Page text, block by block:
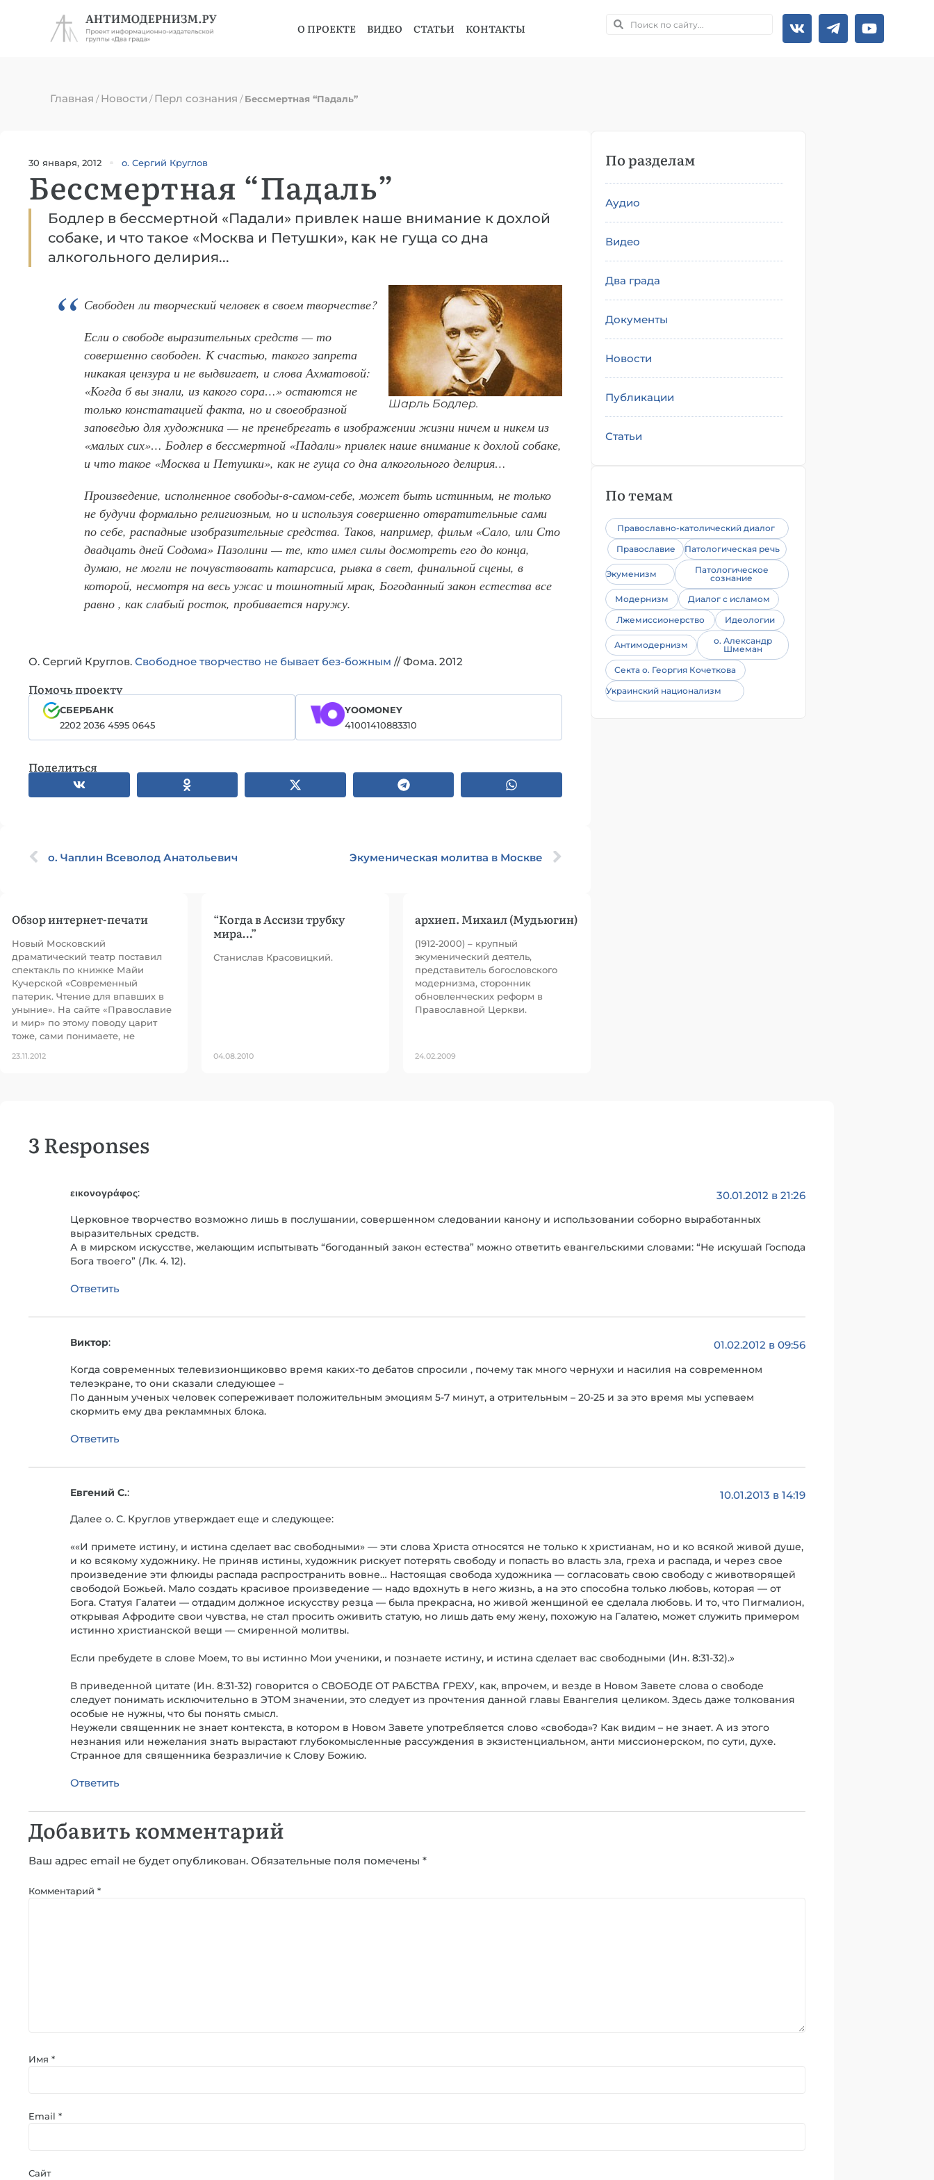
О ПРОЕКТЕ ВИДЕО СТАТЬИ КОНТАКТЫ
Главная /Новости /Перл сознания /Бессмертная “Падаль”
30 января, 2012 о. Сергий Круглов
Бессмертная “Падаль”
Бодлер в бессмертной «Падали» привлек наше внимание к дохлой
собаке, и что такое «Москва и Петушки», как не гуща со дна
алкогольного делирия...
Шарль Бодлер.
Свободен ли творческий человек в своем творчестве?
Если о свободе выразительных средств — то
совершенно свободен. К счастью, такого запрета
никакая цензура и не выдвигает, и слова Ахматовой:
«Когда б вы знали, из какого сора…» остаются не
только констатацией факта, но и своеобразной
заповедью для художника — не пренебрегать в изображении жизни ничем и никем из
«малых сих»… Бодлер в бессмертной «Падали» привлек наше внимание к дохлой собаке,
и что такое «Москва и Петушки», как не гуща со дна алкогольного делирия…
Произведение, исполненное свободы-в-самом-себе, может быть истинным, не только
не будучи формально религиозным, но и используя совершенно отвратительные сами
по себе, распадные изобразительные средства. Таков, например, фильм «Сало, или Сто
двадцать дней Содома» Пазолини — те, кто имел силы досмотреть его до конца,
думаю, не могли не почувствовать катарсиса, рывка в свет, финальной сцены, в
которой, несмотря на весь ужас и тошнотный мрак, Богоданный закон естества все
равно , как слабый росток, пробивается наружу.
О. Сергий Круглов. Свободное творчество не бывает без-божным // Фома. 2012
Помочь проекту
СБЕРБАНК
2202 2036 4595 0645
YOOMONEY
41001410883310
Поделиться
о. Чаплин Всеволод Анатольевич Экуменическая молитва в Москве
Обзор интернет-печати
Новый Московский
драматический театр поставил
спектакль по книжке Майи
Кучерской «Современный
патерик. Чтение для впавших в
уныние». На сайте «Православие
и мир» по этому поводу царит
тоже, сами понимаете, не
23.11.2012
“Когда в Ассизи трубку
мира…”
Станислав Красовицкий.
04.08.2010
архиеп. Михаил (Мудьюгин)
(1912-2000) – крупный
экуменический деятель,
представитель богословского
модернизма, сторонник
обновленческих реформ в
Православной Церкви.
24.02.2009
По разделам
Аудио
Видео
Два града
Документы
Новости
Публикации
Статьи
По темам
Православно-католический диалог
Православие
Патологическая речь
Экуменизм
Патологическое
сознание
Модернизм
Диалог с исламом
Лжемиссионерство
Идеологии
Антимодернизм
о. Александр
Шмеман
Секта о. Георгия Кочеткова
Украинский национализм
3 Responses
εικονογράφος: 30.01.2012 в 21:26
Церковное творчество возможно лишь в послушании, совершенном следовании канону и использовании соборно выработанных
выразительных средств.
А в мирском искусстве, желающим испытывать “богоданный закон естества” можно ответить евангельскими словами: “Не искушай Господа
Бога твоего” (Лк. 4. 12).
Ответить
Виктор: 01.02.2012 в 09:56
Когда современных телевизионщиковво время каких-то дебатов спросили , почему так много чернухи и насилия на современном
телеэкране, то они сказали следующее –
По данным ученых человек сопереживает положительным эмоциям 5-7 минут, а отрительным – 20-25 и за это время мы успеваем
скормить ему два рекламмных блока.
Ответить
Евгений С.: 10.01.2013 в 14:19
Далее о. С. Круглов утверждает еще и следующее:
««И примете истину, и истина сделает вас свободными» — эти слова Христа относятся не только к христианам, но и ко всякой живой душе,
и ко всякому художнику. Не приняв истины, художник рискует потерять свободу и попасть во власть зла, греха и распада, и через свое
произведение эти флюиды распада распространить вовне… Настоящая свобода художника — согласовать свою свободу с животворящей
свободой Божьей. Мало создать красивое произведение — надо вдохнуть в него жизнь, а на это способна только любовь, которая — от
Бога. Статуя Галатеи — отдадим должное искусству резца — была прекрасна, но живой женщиной ее сделала любовь. И то, что Пигмалион,
открывая Афродите свои чувства, не стал просить оживить статую, но лишь дать ему жену, похожую на Галатею, может служить примером
истинно христианской вещи — смиренной молитвы.
Если пребудете в слове Моем, то вы истинно Мои ученики, и познаете истину, и истина сделает вас свободными (Ин. 8:31-32).»
В приведенной цитате (Ин. 8:31-32) говорится о СВОБОДЕ ОТ РАБСТВА ГРЕХУ, как, впрочем, и везде в Новом Завете слова о свободе
следует понимать исключительно в ЭТОМ значении, это следует из прочтения данной главы Евангелия целиком. Здесь даже толкования
особые не нужны, что бы понять смысл.
Неужели священник не знает контекста, в котором в Новом Завете употребляется слово «свобода»? Как видим – не знает. А из этого
незнания или нежелания знать вырастают глубокомысленные рассуждения в экзистенциальном, анти миссионерском, по сути, духе.
Странное для священника безразличие к Слову Божию.
Ответить
Добавить комментарий
Ваш адрес email не будет опубликован. Обязательные поля помечены *
Комментарий *
Имя *
Email *
Сайт